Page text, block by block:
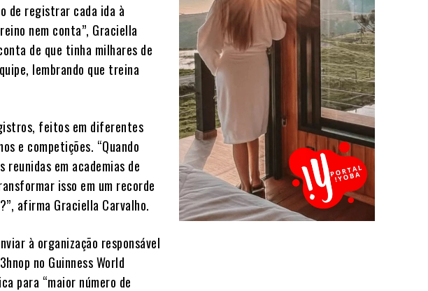
de registrar cada ida à
nem conta”, Graciella
de que tinha milhares de
lembrando que treina
feitos em diferentes
e competições. “Quando
em academias de
isso em um recorde
afirma Graciella Carvalho.
à organização responsável
no Guinness World
para “maior número de